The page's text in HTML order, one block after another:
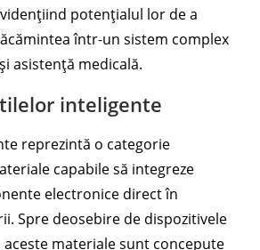
potențialul lor de a
într-un sistem complex
asistență medicală.
inteligente
reprezintă o categorie
capabile să integreze
electronice direct în
Spre deosebire de dispozitivele
materiale sunt concepute